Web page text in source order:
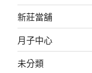
新莊當舖
月子中心
未分類